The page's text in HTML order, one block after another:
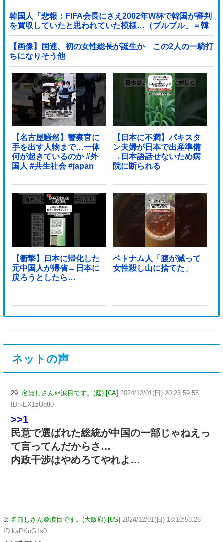
韓国人「悲報：FIFA会長にさえ2002年W杯で韓国が審判
を買収していたと思われていた模様…（ブルブル」＝韓
国の反応
【画像】国連、初の女性総長が誕生か この2人の一騎打
ちになりそう他
【名古屋騒然】警察官に
手を出す人物まで…一体
何が起きているのか #外
国人 #共生社会 #japan
【日本に不満】パキスタ
ン夫婦が日本で出産準備
→日本語話せないため病
院に断られる
【衝撃】日本に帰化した
元中国人が帰省→日本に
戻ろうとしたら…
ベトナム人「腹が減って
女性殺し山に捨てた」
ネットの声
29: 名無しさん＠涙目です。(庭) [CA] 2024/12/01(日) 20:23:59.55
ID:kEX1zUq80
>>1
民意で選ばれた総統が中国の一部じゃねえっ
て言ってんだからさ…
内政干渉はやめろてやれよ…
3: 名無しさん＠涙目です。(大阪府) [US] 2024/12/01(日) 18:10:53.26
ID:kaPKoG1s0